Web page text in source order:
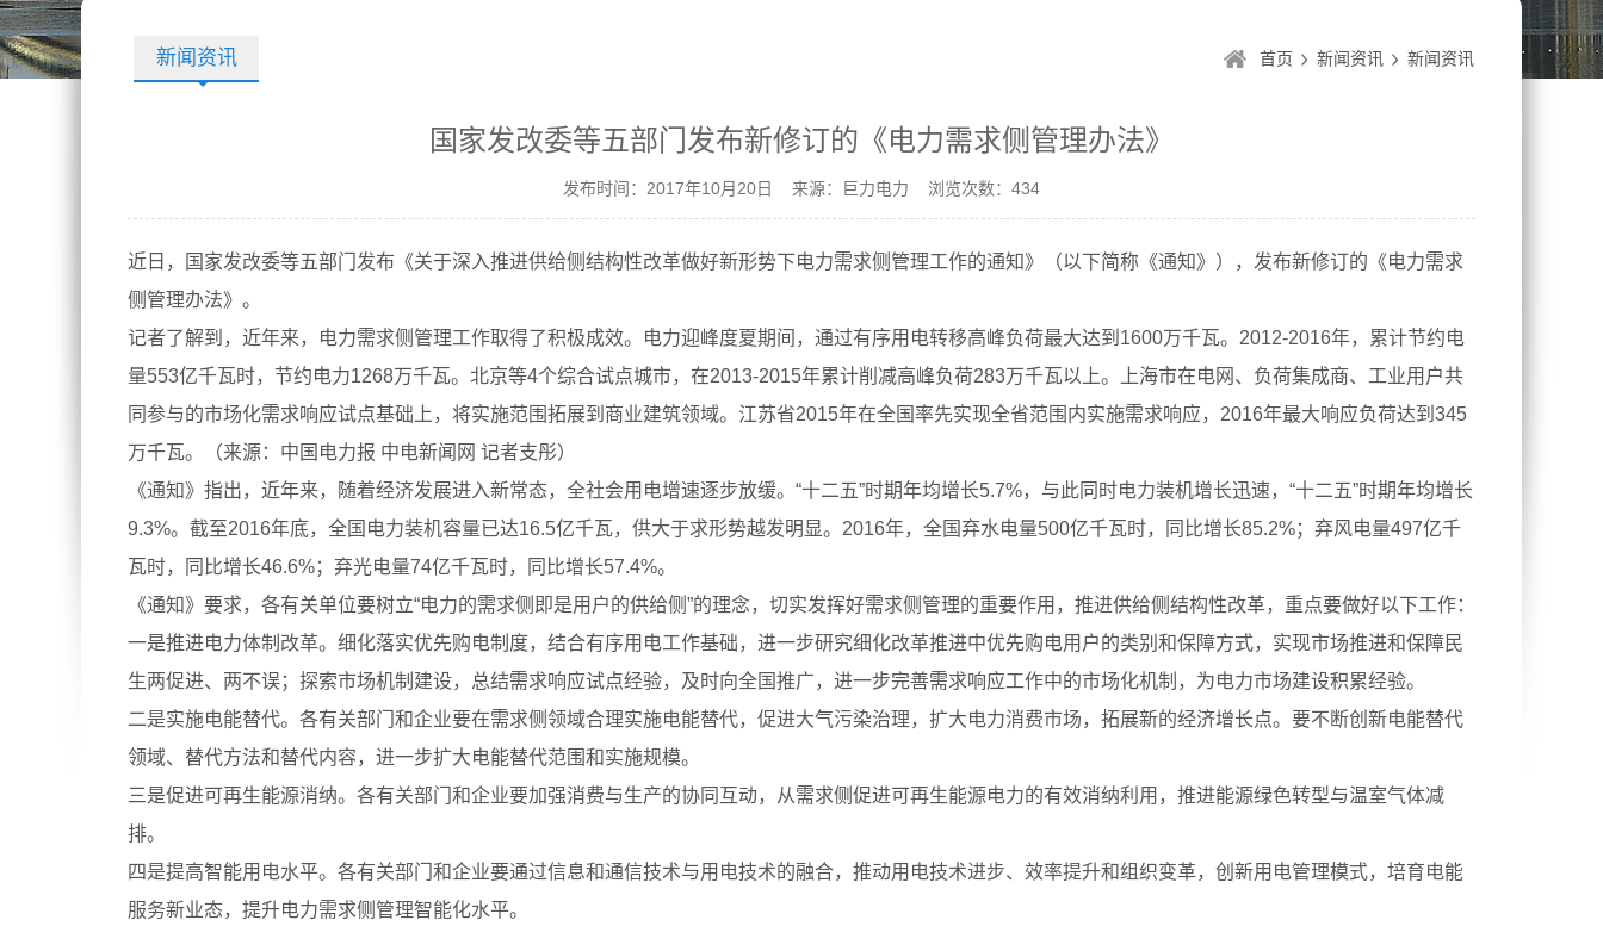
新闻资讯 首页 新闻资讯 新闻资讯
国家发改委等五部门发布新修订的《电力需求侧管理办法》
发布时间：2017年10月20日 来源：巨力电力 浏览次数：434
近日，国家发改委等五部门发布《关于深入推进供给侧结构性改革做好新形势下电力需求侧管理工作的通知》（以下简称《通知》），发布新修订的《电力需求
侧管理办法》。
记者了解到，近年来，电力需求侧管理工作取得了积极成效。电力迎峰度夏期间，通过有序用电转移高峰负荷最大达到1600万千瓦。2012-2016年，累计节约电
量553亿千瓦时，节约电力1268万千瓦。北京等4个综合试点城市，在2013-2015年累计削减高峰负荷283万千瓦以上。上海市在电网、负荷集成商、工业用户共
同参与的市场化需求响应试点基础上，将实施范围拓展到商业建筑领域。江苏省2015年在全国率先实现全省范围内实施需求响应，2016年最大响应负荷达到345
万千瓦。（来源：中国电力报 中电新闻网 记者支彤）
《通知》指出，近年来，随着经济发展进入新常态，全社会用电增速逐步放缓。“十二五”时期年均增长5.7%，与此同时电力装机增长迅速，“十二五”时期年均增长
9.3%。截至2016年底，全国电力装机容量已达16.5亿千瓦，供大于求形势越发明显。2016年，全国弃水电量500亿千瓦时，同比增长85.2%；弃风电量497亿千
瓦时，同比增长46.6%；弃光电量74亿千瓦时，同比增长57.4%。
《通知》要求，各有关单位要树立“电力的需求侧即是用户的供给侧”的理念，切实发挥好需求侧管理的重要作用，推进供给侧结构性改革，重点要做好以下工作：
一是推进电力体制改革。细化落实优先购电制度，结合有序用电工作基础，进一步研究细化改革推进中优先购电用户的类别和保障方式，实现市场推进和保障民
生两促进、两不误；探索市场机制建设，总结需求响应试点经验，及时向全国推广，进一步完善需求响应工作中的市场化机制，为电力市场建设积累经验。
二是实施电能替代。各有关部门和企业要在需求侧领域合理实施电能替代，促进大气污染治理，扩大电力消费市场，拓展新的经济增长点。要不断创新电能替代
领域、替代方法和替代内容，进一步扩大电能替代范围和实施规模。
三是促进可再生能源消纳。各有关部门和企业要加强消费与生产的协同互动，从需求侧促进可再生能源电力的有效消纳利用，推进能源绿色转型与温室气体减
排。
四是提高智能用电水平。各有关部门和企业要通过信息和通信技术与用电技术的融合，推动用电技术进步、效率提升和组织变革，创新用电管理模式，培育电能
服务新业态，提升电力需求侧管理智能化水平。